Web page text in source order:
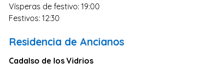
Las Palmas
Málaga
Alicante
Toledo
Vísperas de festivo: 19:00
Festivos: 12:30
Residencia de Ancianos
Cadalso de los Vidrios